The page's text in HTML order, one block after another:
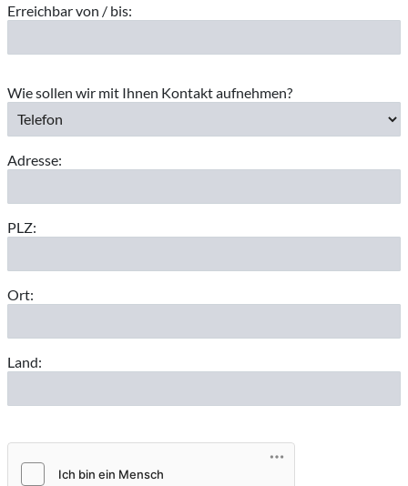
Erreichbar von / bis:
Wie sollen wir mit Ihnen Kontakt aufnehmen?
Adresse:
PLZ:
Ort:
Land: